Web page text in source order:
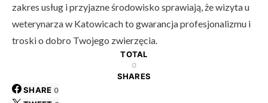
zakres usług i przyjazne środowisko sprawiają, że wizyta u
weterynarza w Katowicach to gwarancja profesjonalizmu i
troski o dobro Twojego zwierzęcia.
TOTAL
0
SHARES
SHARE 0